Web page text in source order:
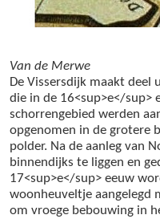
Van de Merwe
De Vissersdijk maakt deel
die in de 16<sup>e</sup>
schorrengebied werden
opgenomen in de grotere
polder. Na de aanleg van
binnendijks te liggen en
17<sup>e</sup> eeuw
woonheuveltje aangelegd
om vroege bebouwing in